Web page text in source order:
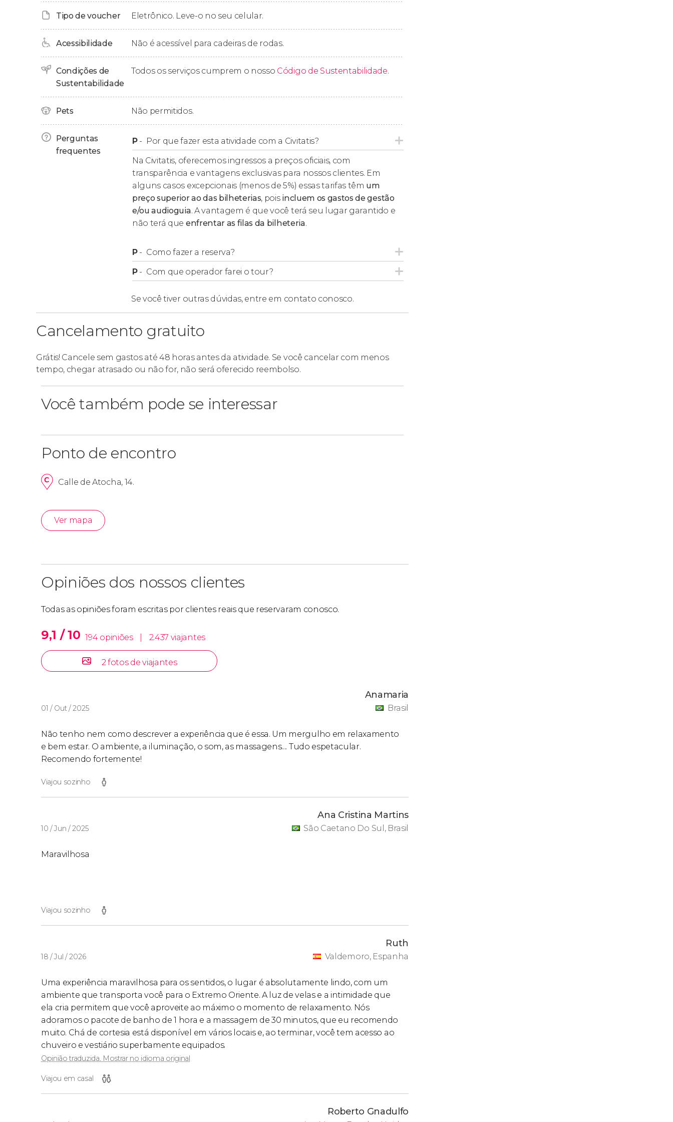
Banho, limpeza de pele + Massagem relaxante:tratamento de limpeza de pele de 15
minutos, feito com a tradicional pedra quente do Hammam, com uma luva de fibra
de algodão (chamada "kessa") e uma massa de sabonete de uvas vermelhas
completamente natural, muito espumosa e cremosa. Se fricciona a pele, obtendo
um resulto muito positivo. Você receberá uma massagem para fechar com chave de
ouro. Você pode escolher entre 15 ou 30 minutos de massagem.
Duração total da atividade
Deve levar em conta que, independentemente da modalidade escolhida,
o tempo total da
atividade, desde o momento em que você entra no local até a saída, é de
Dentro desses 90 minutos, haverá uma massagem de 15 ou 30 minutos, dependendo da
Tipo de voucher Eletrônico. Leve-o no seu celular.
Acessibilidade Não é acessível para cadeiras de rodas.
Condições de
Sustentabilidade
Todos os serviços cumprem o nosso Código de Sustentabilidade.
Pets Não permitidos.
Perguntas
frequentes
P- Por que fazer esta atividade com a Civitatis?
Na Civitatis, oferecemos ingressos a preços oficiais, com
transparência e vantagens exclusivas para nossos clientes. Em
alguns casos excepcionais (menos de 5%) essas tarifas têm um
preço superior ao das bilheterias, pois incluem os gastos de gestão
e/ou audioguia. A vantagem é que você terá seu lugar garantido e
não terá que enfrentar as filas da bilheteria.
P- Como fazer a reserva?
P- Com que operador farei o tour?
Se você tiver outras dúvidas, entre em contato conosco.
Cancelamento gratuito
Grátis! Cancele sem gastos até 48 horas antes da atividade. Se você cancelar com menos
tempo, chegar atrasado ou não for, não será oferecido reembolso.
Você também pode se interessar
Ponto de encontro
Calle de Atocha, 14.
Ver mapa
Opiniões dos nossos clientes
Todas as opiniões foram escritas por clientes reais que reservaram conosco.
9,1 / 10 194 opiniões 2.437 viajantes
2 fotos de viajantes
01 / Out / 2025
Anamaria
Brasil
Não tenho nem como descrever a experiência que é essa. Um mergulho em relaxamento
e bem estar. O ambiente, a iluminação, o som, as massagens.... Tudo espetacular.
Recomendo fortemente!
Viajou sozinho
10 / Jun / 2025
Ana Cristina Martins
São Caetano Do Sul, Brasil
Maravilhosa
Viajou sozinho
18 / Jul / 2026
Ruth
Valdemoro, Espanha
Uma experiência maravilhosa para os sentidos, o lugar é absolutamente lindo, com um
ambiente que transporta você para o Extremo Oriente. A luz de velas e a intimidade que
ela cria permitem que você aproveite ao máximo o momento de relaxamento. Nós
adoramos o pacote de banho de 1 hora e a massagem de 30 minutos, que eu recomendo
muito. Chá de cortesia está disponível em vários locais e, ao terminar, você tem acesso ao
chuveiro e vestiário superbamente equipados.
Opinião traduzida. Mostrar no idioma original
Viajou em casal
Roberto Gnadulfo